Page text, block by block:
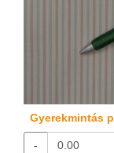
Gyerekmintás
-